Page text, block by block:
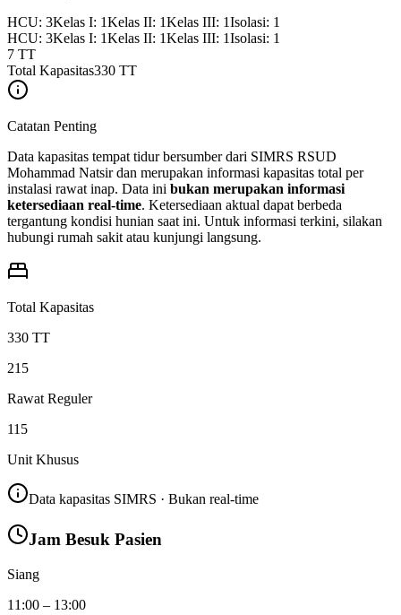
HCU: 3Kelas I: 1Kelas II: 1Kelas III: 1Isolasi: 1
HCU: 3Kelas I: 1Kelas II: 1Kelas III: 1Isolasi: 1
7 TT
Total Kapasitas330 TT
Catatan Penting
Data kapasitas tempat tidur bersumber dari SIMRS RSUD
Mohammad Natsir dan merupakan informasi kapasitas total per
instalasi rawat inap. Data ini bukan merupakan informasi
ketersediaan real-time. Ketersediaan aktual dapat berbeda
tergantung kondisi hunian saat ini. Untuk informasi terkini, silakan
hubungi rumah sakit atau kunjungi langsung.
Total Kapasitas
330 TT
215
Rawat Reguler
115
Unit Khusus
Data kapasitas SIMRS · Bukan real-time
Jam Besuk Pasien
Siang
11:00 – 13:00